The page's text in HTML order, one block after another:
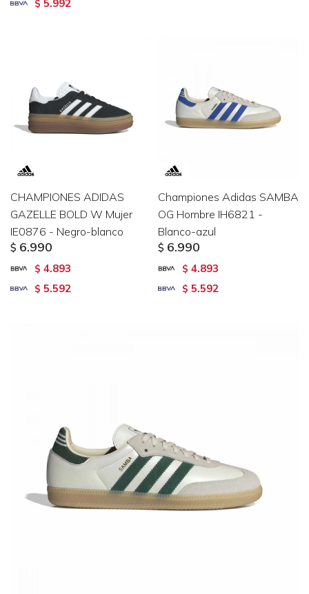
$ 5.992
CHAMPIONES ADIDAS
GAZELLE BOLD W Mujer
IE0876 - Negro-blanco
$ 6.990
$ 4.893
$ 5.592
Championes Adidas SAMBA
OG Hombre IH6821 -
Blanco-azul
$ 6.990
$ 4.893
$ 5.592